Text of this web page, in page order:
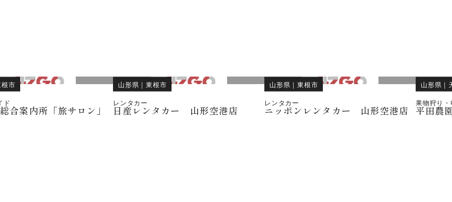
市
ド
合案内所「旅サロン」
山形県 ｜東根市
レンタカー
日産レンタカー 山形空港店
山形県 ｜東根市
レンタカー
ニッポンレンタカー 山形空港店
山形県 ｜
果物狩り
平田農